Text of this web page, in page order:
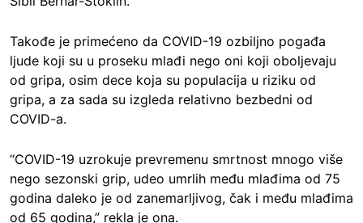
Takođe je primećeno da COVID-19 ozbiljno pogađa
ljude koji su u proseku mlađi nego oni koji oboljevaju
od gripa, osim dece koja su populacija u riziku od
gripa, a za sada su izgleda relativno bezbedni od
COVID-a.
“COVID-19 uzrokuje prevremenu smrtnost mnogo više
nego sezonski grip, udeo umrlih među mlađima od 75
godina daleko je od zanemarljivog, čak i među mlađima
od 65 godina,” rekla je ona.